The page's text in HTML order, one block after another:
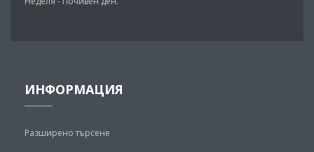
ИНФОРМАЦИЯ
Разширено търсене